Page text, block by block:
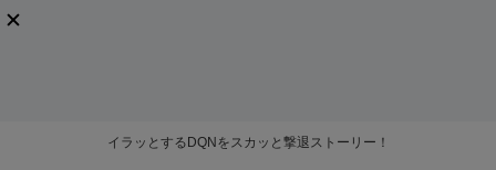
イラッとするDQNをスカッと撃退ストーリー！